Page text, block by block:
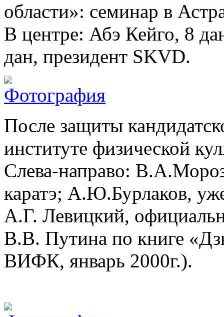
области»: семинар в
В центре: Абэ Кейго, 8
дан, президент SKVD.
После защиты
институте физической
Слева-направо:
каратэ; А.Ю.Бурлаков,
А.Г. Левицкий,
В.В. Путина по книге
ВИФК, январь 2000г.).